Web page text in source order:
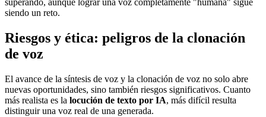
superando, aunque lograr una voz completamente "humana" sigue
siendo un reto.
Riesgos y ética: peligros de la clonación
de voz
El avance de la síntesis de voz y la clonación de voz no solo abre
nuevas oportunidades, sino también riesgos significativos. Cuanto
más realista es la locución de texto por IA, más difícil resulta
distinguir una voz real de una generada.